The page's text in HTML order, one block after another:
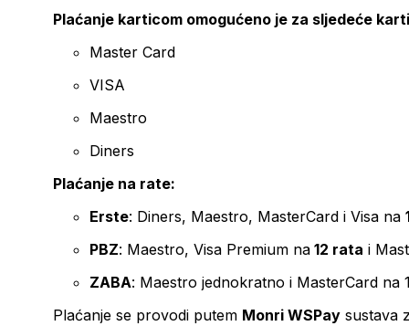
Plaćanje karticom omogućeno je za sljedeće
Master Card
VISA
Maestro
Diners
Plaćanje na rate:
Erste: Diners, Maestro, MasterCard i Visa na
PBZ: Maestro, Visa Premium na 12 rata i
ZABA: Maestro jednokratno i MasterCard na
Plaćanje se provodi putem Monri WSPay sustava